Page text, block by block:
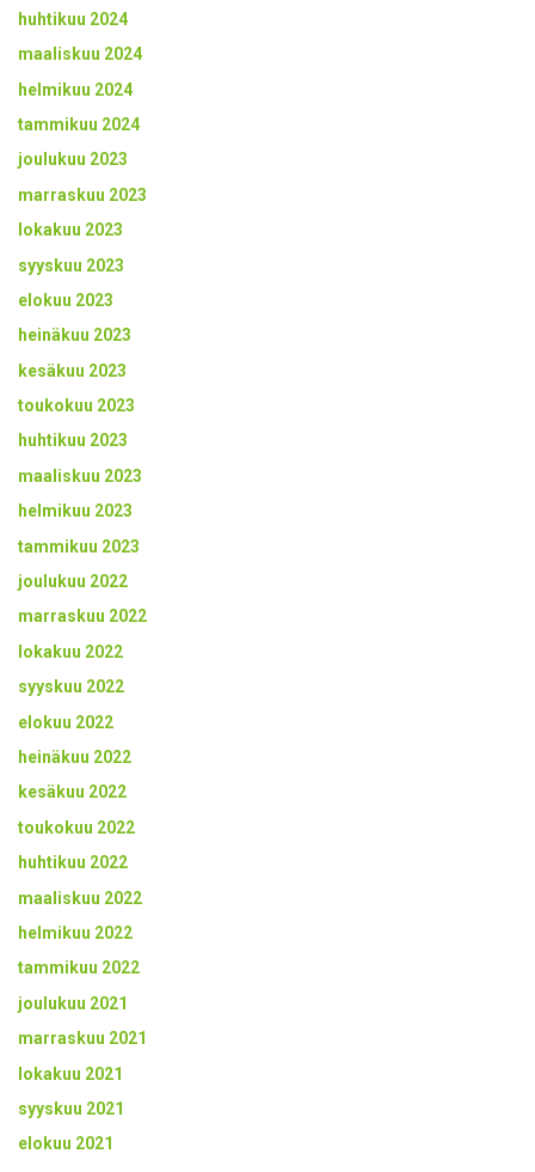
huhtikuu 2024
maaliskuu 2024
helmikuu 2024
tammikuu 2024
joulukuu 2023
marraskuu 2023
lokakuu 2023
syyskuu 2023
elokuu 2023
heinäkuu 2023
kesäkuu 2023
toukokuu 2023
huhtikuu 2023
maaliskuu 2023
helmikuu 2023
tammikuu 2023
joulukuu 2022
marraskuu 2022
lokakuu 2022
syyskuu 2022
elokuu 2022
heinäkuu 2022
kesäkuu 2022
toukokuu 2022
huhtikuu 2022
maaliskuu 2022
helmikuu 2022
tammikuu 2022
joulukuu 2021
marraskuu 2021
lokakuu 2021
syyskuu 2021
elokuu 2021